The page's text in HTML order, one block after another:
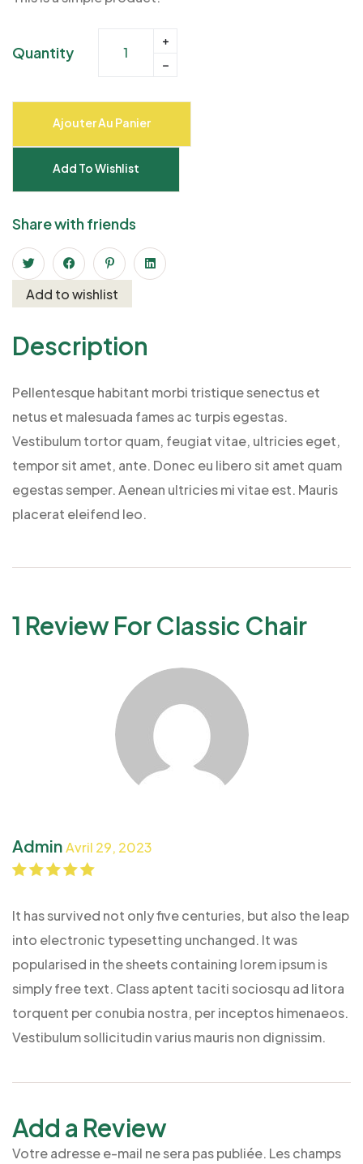
Quantity
Ajouter Au Panier
Add To Wishlist
Share with friends
Add to wishlist
Description
Pellentesque habitant morbi tristique senectus et
netus et malesuada fames ac turpis egestas.
Vestibulum tortor quam, feugiat vitae, ultricies eget,
tempor sit amet, ante. Donec eu libero sit amet quam
egestas semper. Aenean ultricies mi vitae est. Mauris
placerat eleifend leo.
1 Review ForClassic Chair
AdminAvril 29, 2023
It has survived not only five centuries, but also the leap
into electronic typesetting unchanged. It was
popularised in the sheets containing lorem ipsum is
simply free text. Class aptent taciti sociosqu ad litora
torquent per conubia nostra, per inceptos himenaeos.
Vestibulum sollicitudin varius mauris non dignissim.
Add a Review
Votre adresse e-mail ne sera pas publiée. Les champs